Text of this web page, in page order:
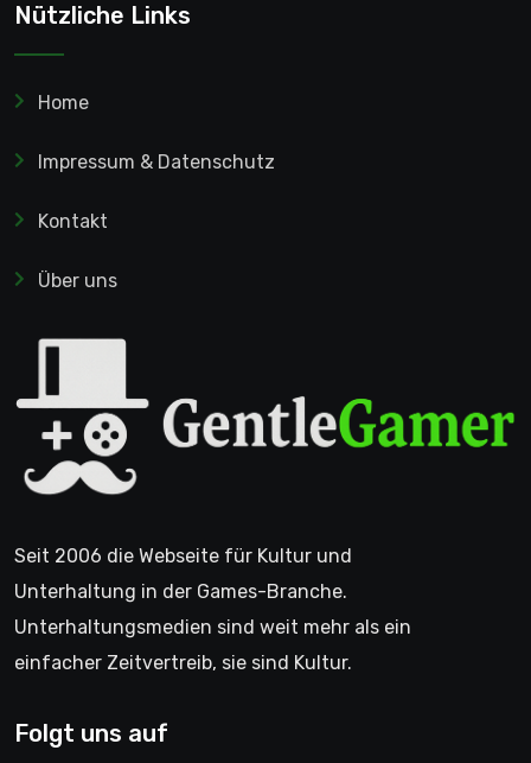
Nützliche Links
Home
Impressum & Datenschutz
Kontakt
Über uns
Seit 2006 die Webseite für Kultur und
Unterhaltung in der Games-Branche.
Unterhaltungsmedien sind weit mehr als ein
einfacher Zeitvertreib, sie sind Kultur.
Folgt uns auf